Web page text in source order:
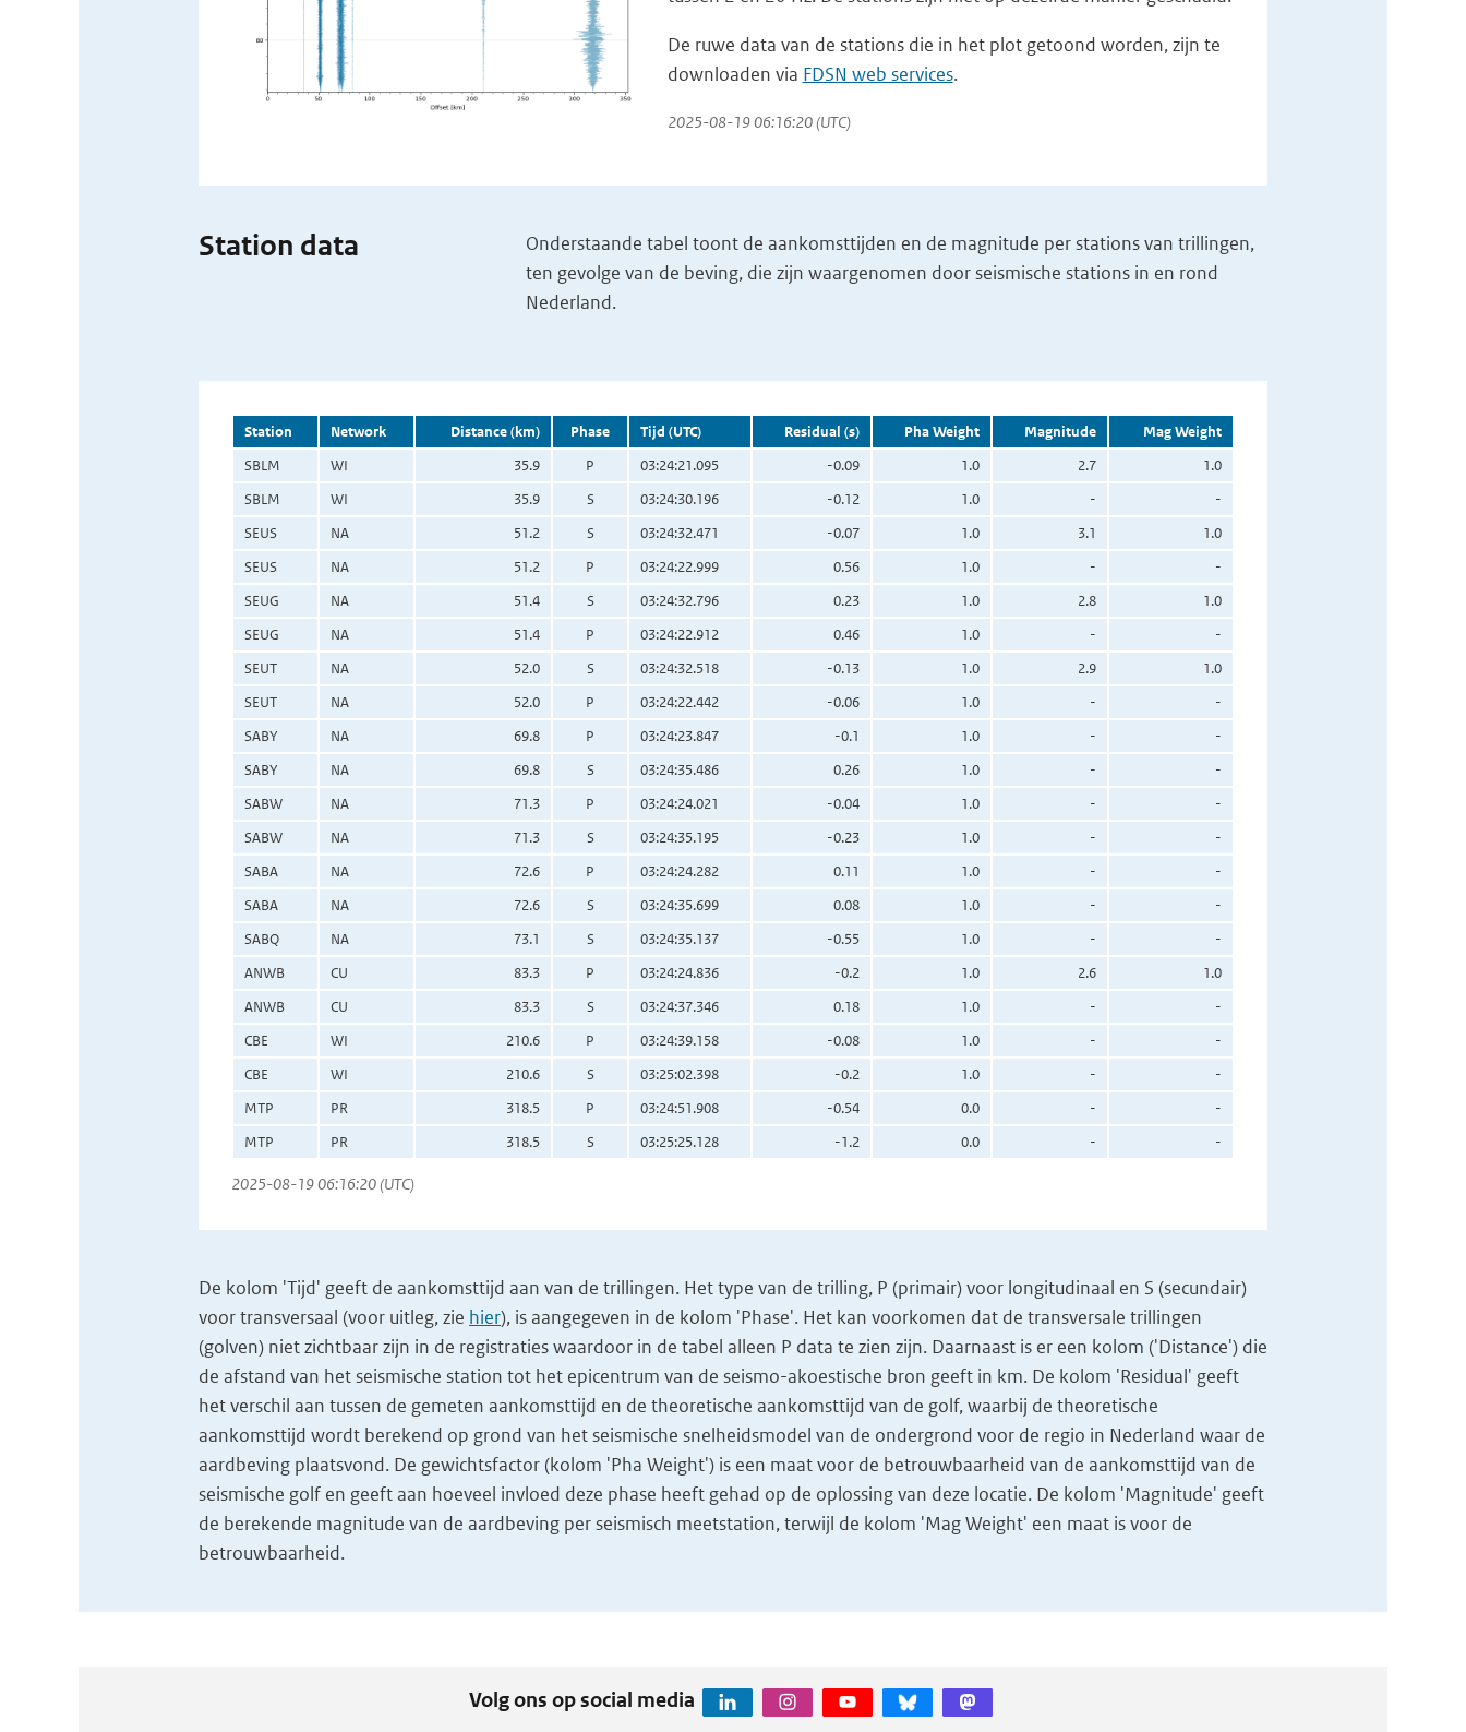
De ruwe data van de stations die in het plot getoond worden, zijn te
downloaden via FDSN web services.
2025-08-19 06:16:20 (UTC)
Station data
Onderstaande tabel toont de aankomsttijden en de magnitude per stations van trillingen,
ten gevolge van de beving, die zijn waargenomen door seismische stations in en rond
Nederland.
Station Network Distance (km) Phase Tijd (UTC) Residual (s) Pha Weight Magnitude
Mag Weight
SBLM
WI 35.9 P 03:24:21.095 -0.09 1.0 2.7
1.0
SBLM
WI 35.9 S 03:24:30.196 -0.12 1.0 -
-
SEUS
NA 51.2 S 03:24:32.471 -0.07 1.0 3.1
1.0
SEUS
NA 51.2 P 03:24:22.999 0.56 1.0 -
-
SEUG
NA 51.4 S 03:24:32.796 0.23 1.0 2.8
1.0
SEUG
NA 51.4 P 03:24:22.912 0.46 1.0 -
-
SEUT
NA 52.0 S 03:24:32.518 -0.13 1.0 2.9
1.0
SEUT
NA 52.0 P 03:24:22.442 -0.06 1.0 -
-
SABY
NA 69.8 P 03:24:23.847 -0.1 1.0 -
-
SABY
NA 69.8 S 03:24:35.486 0.26 1.0 -
-
SABW
NA 71.3 P 03:24:24.021 -0.04 1.0 -
-
SABW
NA 71.3 S 03:24:35.195 -0.23 1.0 -
-
SABA
NA 72.6 P 03:24:24.282 0.11 1.0 -
-
SABA
NA 72.6 S 03:24:35.699 0.08 1.0 -
-
SABQ
NA 73.1 S 03:24:35.137 -0.55 1.0 -
-
ANWB
CU 83.3 P 03:24:24.836 -0.2 1.0 2.6
1.0
ANWB
CU 83.3 S 03:24:37.346 0.18 1.0 -
-
CBE
WI 210.6 P 03:24:39.158 -0.08 1.0 -
-
CBE
WI 210.6 S 03:25:02.398 -0.2 1.0 -
-
MTP
PR 318.5 P 03:24:51.908 -0.54 0.0 -
-
MTP
PR 318.5 S 03:25:25.128 -1.2 0.0 - -
2025-08-19 06:16:20 (UTC)
De kolom 'Tijd' geeft de aankomsttijd aan van de trillingen. Het type van de trilling, P (primair) voor longitudinaal en S (secundair)
voor transversaal (voor uitleg, zie hier), is aangegeven in de kolom 'Phase'. Het kan voorkomen dat de transversale trillingen
(golven) niet zichtbaar zijn in de registraties waardoor in de tabel alleen P data te zien zijn. Daarnaast is er een kolom ('Distance') die
de afstand van het seismische station tot het epicentrum van de seismo-akoestische bron geeft in km. De kolom 'Residual' geeft
het verschil aan tussen de gemeten aankomsttijd en de theoretische aankomsttijd van de golf, waarbij de theoretische
aankomsttijd wordt berekend op grond van het seismische snelheidsmodel van de ondergrond voor de regio in Nederland waar de
aardbeving plaatsvond. De gewichtsfactor (kolom 'Pha Weight') is een maat voor de betrouwbaarheid van de aankomsttijd van de
seismische golf en geeft aan hoeveel invloed deze phase heeft gehad op de oplossing van deze locatie. De kolom 'Magnitude' geeft
de berekende magnitude van de aardbeving per seismisch meetstation, terwijl de kolom 'Mag Weight' een maat is voor de
betrouwbaarheid.
Volg ons op social media